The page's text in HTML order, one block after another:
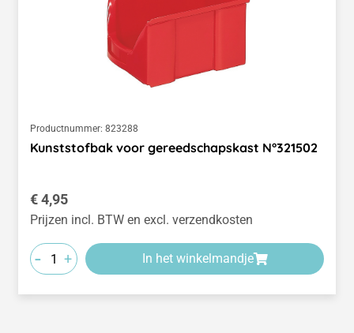
Productnummer: 823288
Kunststofbak voor gereedschapskast N°321502
Normale prijs:
€ 4,95
Prijzen incl. BTW en excl. verzendkosten
- + In het winkelmandje